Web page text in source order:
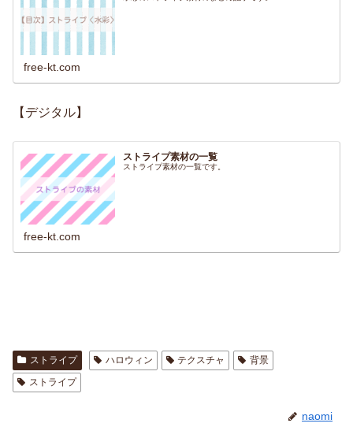
free-kt.com
【デジタル】
ストライプ素材の一覧
ストライプ素材の一覧です。
free-kt.com
ストライプ ハロウィン テクスチャ
背景
ストライプ
naomi